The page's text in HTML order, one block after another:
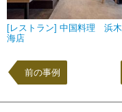
[レストラン] 中国料理 浜
海店
前の事例